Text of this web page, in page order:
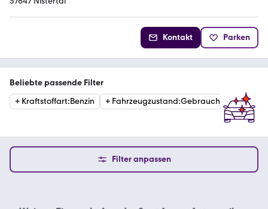
Kontakt Parken
Beliebte passende Filter
+ Kraftstoffart:Benzin + Fahrzeugzustand:Gebraucht +
Filter anpassen